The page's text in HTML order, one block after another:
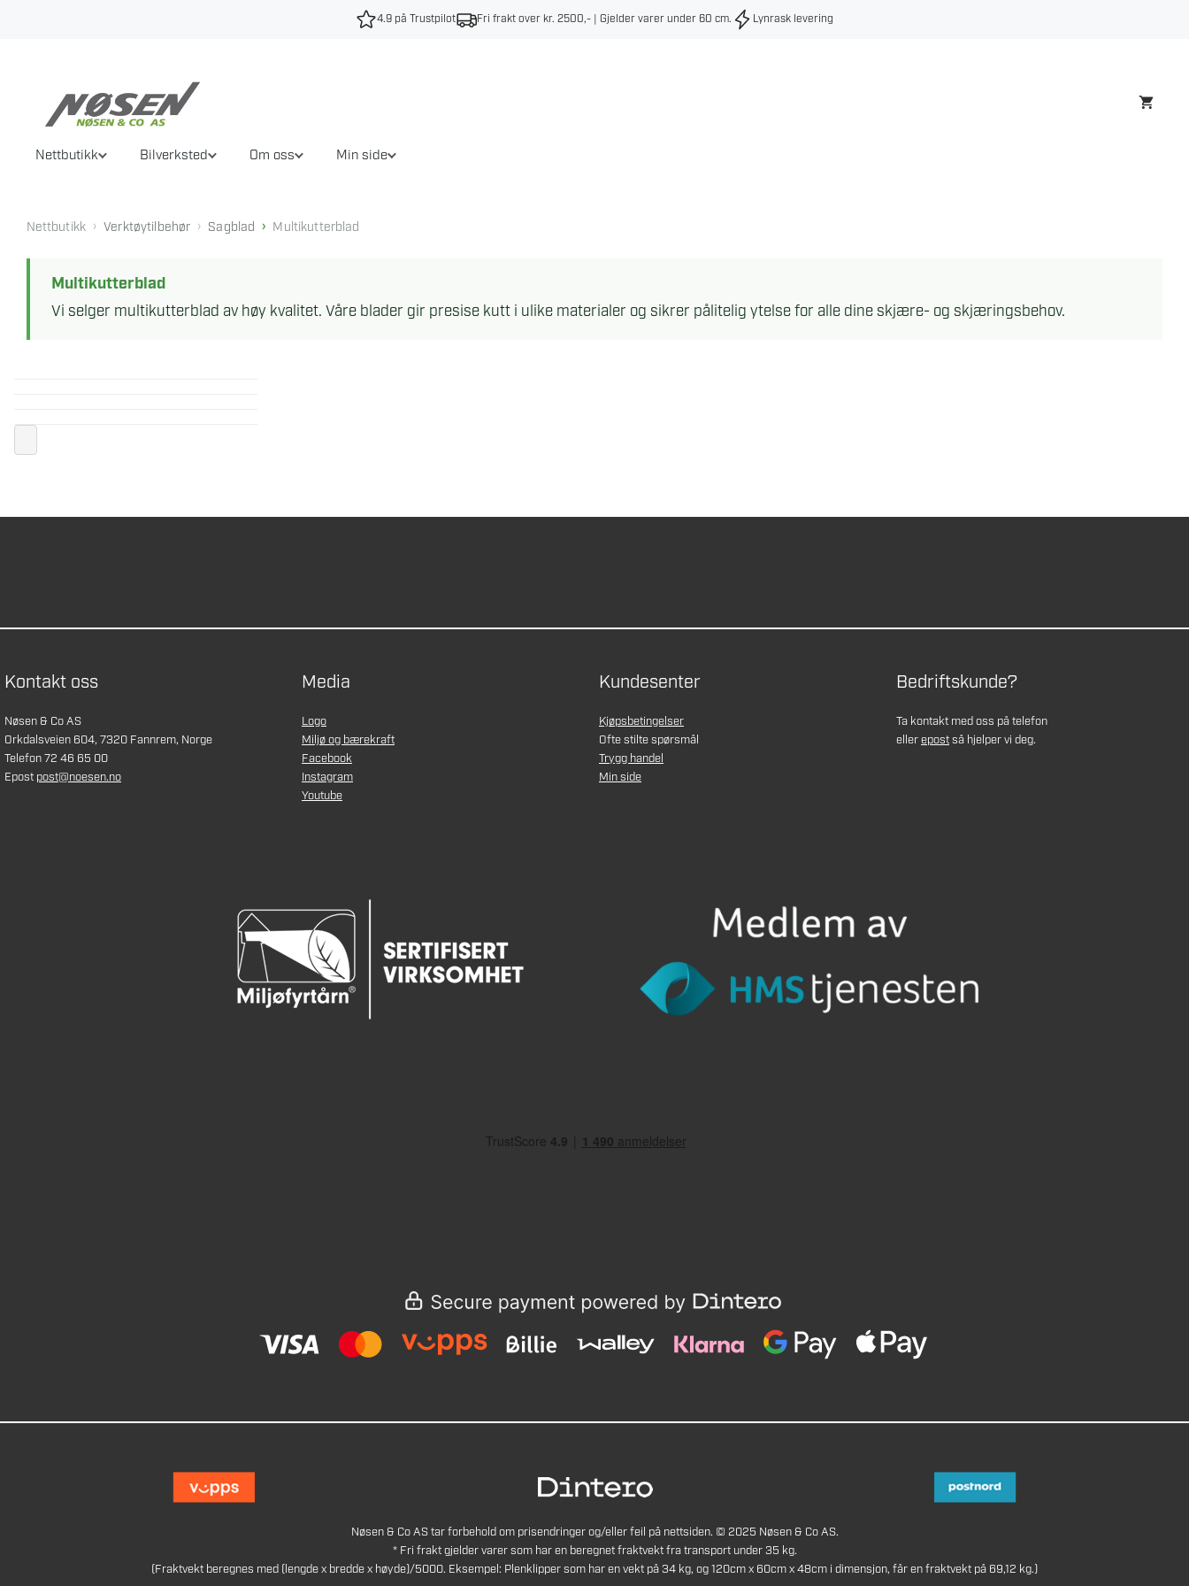
4.9 på Trustpilot Fri frakt over kr. 2500,- | Gjelder varer under 60 cm. Lynrask levering
Nettbutikk Bilverksted Om oss Min side
Nettbutikk › Verktøytilbehør › Sagblad › Multikutterblad
Multikutterblad
Vi selger multikutterblad av høy kvalitet. Våre blader gir presise kutt i ulike materialer og sikrer pålitelig ytelse for alle dine skjære- og skjæringsbehov.
Kontakt oss
Nøsen & Co AS
Orkdalsveien 604, 7320 Fannrem, Norge
Telefon 72 46 65 00
Epost post@noesen.no
Media
Logo
Miljø og bærekraft
Facebook
Instagram
Youtube
Kundesenter
Kjøpsbetingelser
Ofte stilte spørsmål
Trygg handel
Min side
Bedriftskunde?
Ta kontakt med oss på telefon
ellerepostså hjelper vi deg.
Nøsen & Co AS tar forbehold om prisendringer og/eller feil på nettsiden. © 2025 Nøsen & Co AS.
* Fri frakt gjelder varer som har en beregnet fraktvekt fra transport under 35 kg.
(Fraktvekt beregnes med (lengde x bredde x høyde)/5000. Eksempel: Plenklipper som har en vekt på 34 kg, og 120cm x 60cm x 48cm i dimensjon, får en fraktvekt på 69,12 kg.)